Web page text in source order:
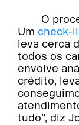
O
Um check-
leva cerca
todos os
envolve
crédito,
tudo”, diz